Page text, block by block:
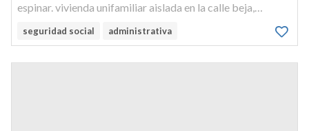
espinar. vivienda unifamiliar aislada en la calle beja,
actualmente el nº 536 se corresponde con el nº 6 de la cal...
seguridad social administrativa